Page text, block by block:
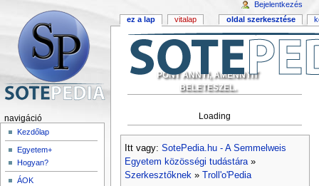
PONT ANNYI, AMENNYIT
BELETESZEL.
Loading
Itt vagy: SotePedia.hu - A Semmelweis
Egyetem közösségi tudástára»
Szerkesztőknek» Troll'o'Pedia
ez a lap vitalap oldal szerkesztése
Bejelentkezés
navigáció
Kezdőlap
Egyetem+
Hogyan?
ÁOK